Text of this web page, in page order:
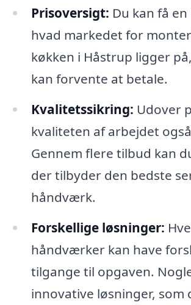
Prisoversigt: Du kan få
hvad markedet for
køkken i Håstrup ligger
kan forvente at betale.
Kvalitetssikring: Udover
kvaliteten af arbejdet
Gennem flere tilbud kan
der tilbyder den bedste
håndværk.
Forskellige løsninger:
håndværker kan have
tilgange til opgaven.
innovative løsninger, som